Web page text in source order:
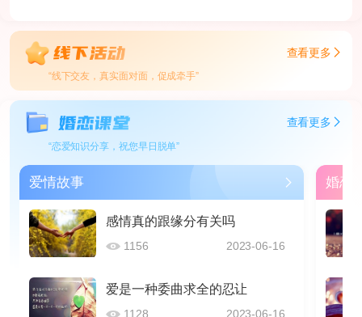
查看更多
“线下交友，真实面对面，促成牵手”
查看更多
“恋爱知识分享，祝您早日脱单”
爱情故事
感情真的跟缘分有关吗
1156 2023-06-16
爱是一种委曲求全的忍让
1128 2023-06-16
婚恋